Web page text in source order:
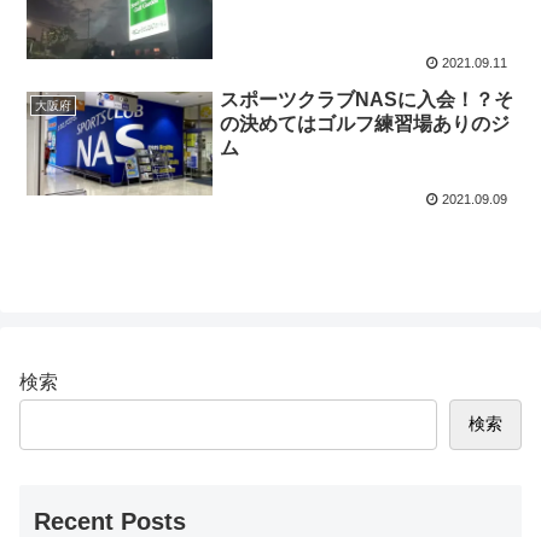
2021.09.11
大阪府
スポーツクラブNASに入会！？そ
の決めてはゴルフ練習場ありのジ
ム
2021.09.09
検索
検索
Recent Posts